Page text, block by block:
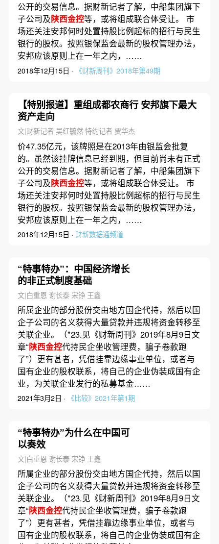
公开的交易信息。据财新记者了解，中船集团旗下
子公司及陕西金控等，或将组成联合体受让。 市
场还关注安邦何时处置持股比例超标的招行与民生
银行的股权。按照银保监会最新的股权管理办法，
安邦应该原则上在一年之内，……
2018年12月15日 · 《财新周刊》2018年第49期
【特别报道】重组成都农商行 安邦旗下最大
资产走向
文|财新记者 吴红毓然 特约记者 贾华杰
价47.35亿元，该牌照是在2013年由银监会批复
的。虽然该挂牌信息已经到期，但目前尚未有正式
公开的交易信息。据财新记者了解，中船集团旗下
子公司及陕西金控等，或将组成联合体受让。 市
场还关注安邦何时处置持股比例超标的招行与民生
银行的股权。按照银保监会最新的股权管理办法，
安邦应该原则上在一年之内，……
2018年12月15日 · 财新数据通频道
“特事特办”：中国经济增长
的非正式制度基础
文|白重恩 谢长泰 宋铮 王鑫
所属企业的部分股份交由地方国企代持，然后以国
企子公司的名义获得大量贷款并违规将资金转移至
关联企业。（*23.见《财新周刊》2019年8月9日文
章“陕西金控代持民企坐收管理费，骗子卷款跑
了”）更有甚者，凭借挂靠边缘事业单位，或者与
国有企业的股权联系，将自己的企业伪装成国有企
业，为关联企业发行的私募基金……
2021年3月2日 · 《比较》2021年第1期
“特事特办”为什么在中国可
以奏效
文|白重恩 谢长泰 宋铮 王鑫
所属企业的部分股份交由地方国企代持，然后以国
企子公司的名义获得大量贷款并违规将资金转移至
关联企业。（*23.见《财新周刊》2019年8月9日文
章“陕西金控代持民企坐收管理费，骗子卷款跑
了”）更有甚者，凭借挂靠边缘事业单位，或者与
国有企业的股权联系，将自己的企业伪装成国有企